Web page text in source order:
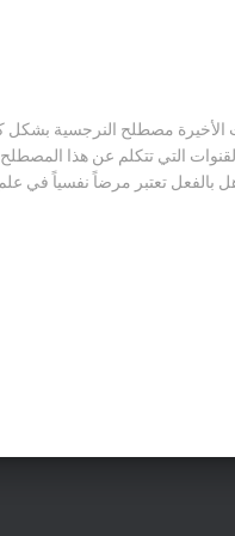
مصطلح النرجسية بشكل
التي تتكلم عن هذا
بالفعل تعتبر مرضاً نفسياً في علم